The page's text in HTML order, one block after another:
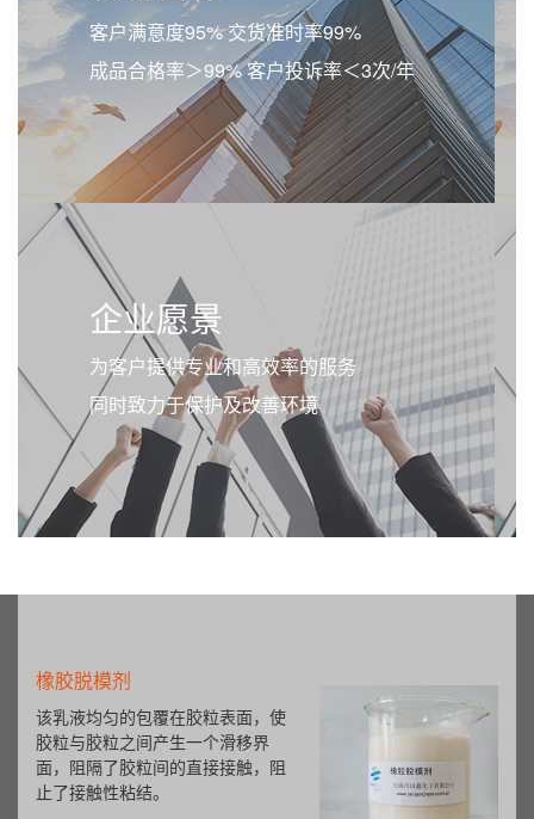
客户满意度95% 交货准时率99%
成品合格率＞99% 客户投诉率＜3次/年
企业愿景
为客户提供专业和高效率的服务
同时致力于保护及改善环境
橡胶脱模剂
该乳液均匀的包覆在胶粒表面，使
胶粒与胶粒之间产生一个滑移界
面，阻隔了胶粒间的直接接触，阻
止了接触性粘结。